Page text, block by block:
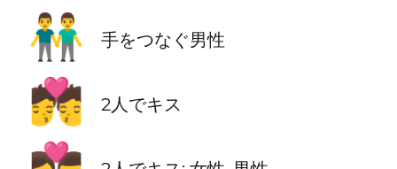
👬 手をつなぐ男性
💏 2人でキス